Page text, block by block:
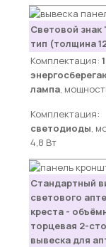
Световой знак
тип (толщина
Комплектация: 1
лампа ,
Комплектация:
светодиоды ,
4,8 Вт
Стандартный
светового
креста -
торцевая 2-
вывеска для